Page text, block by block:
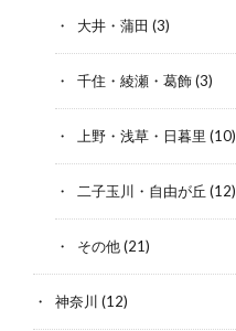
大井・蒲田 (3)
千住・綾瀬・葛飾(3)
上野・浅草・日暮里 (10)
二子玉川・自由が丘 (12)
その他(21)
神奈川 (12)